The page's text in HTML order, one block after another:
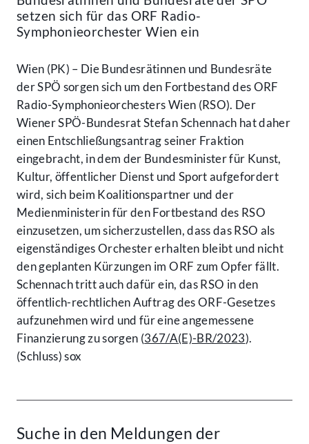
setzen sich für das ORF Radio-
Symphonieorchester Wien ein
Wien (PK) – Die Bundesrätinnen und Bundesräte
der SPÖ sorgen sich um den Fortbestand des ORF
Radio-Symphonieorchesters Wien (RSO). Der
Wiener SPÖ-Bundesrat Stefan Schennach hat daher
einen Entschließungsantrag seiner Fraktion
eingebracht, in dem der Bundesminister für Kunst,
Kultur, öffentlicher Dienst und Sport aufgefordert
wird, sich beim Koalitionspartner und der
Medienministerin für den Fortbestand des RSO
einzusetzen, um sicherzustellen, dass das RSO als
eigenständiges Orchester erhalten bleibt und nicht
den geplanten Kürzungen im ORF zum Opfer fällt.
Schennach tritt auch dafür ein, das RSO in den
öffentlich-rechtlichen Auftrag des ORF-Gesetzes
aufzunehmen wird und für eine angemessene
Finanzierung zu sorgen (367/A(E)-BR/2023).
(Schluss) sox
Suche in den Meldungen der